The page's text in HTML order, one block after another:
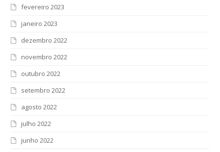
fevereiro 2023
janeiro 2023
dezembro 2022
novembro 2022
outubro 2022
setembro 2022
agosto 2022
julho 2022
junho 2022